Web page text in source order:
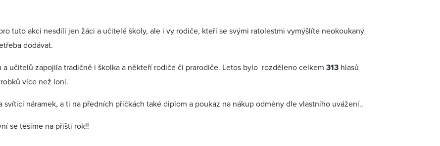
tuto akci nesdílí jen žáci a učitelé školy, ale i vy rodiče, kteří se svými ratolestmi vymýšlíte neokoukaný
dodávat.
učitelů zapojila tradičně i školka a někteří rodiče či prarodiče. Letos bylo rozděleno celkem 313 hlasů
více než loni.
náramek, a ti na předních příčkách také diplom a poukaz na nákup odměny dle vlastního uvážení..
se těšíme na příští rok!!